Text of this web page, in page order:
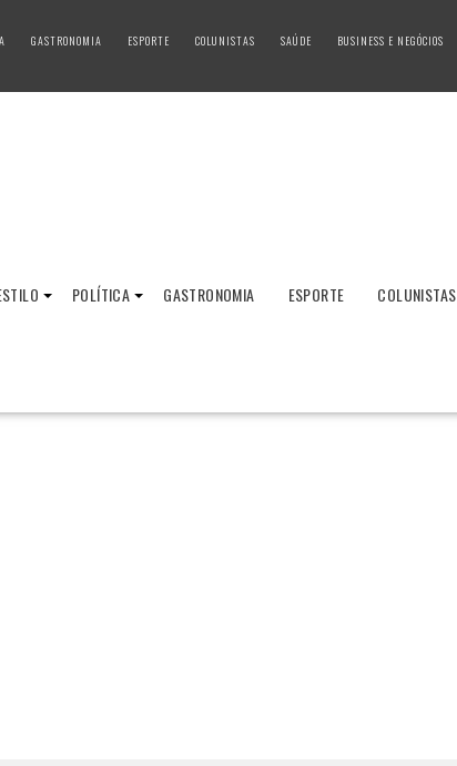
GASTRONOMIA ESPORTE COLUNISTAS SAÚDE BUSINESS E NEGÓCIOS
POLÍTICA GASTRONOMIA ESPORTE COLUNISTAS